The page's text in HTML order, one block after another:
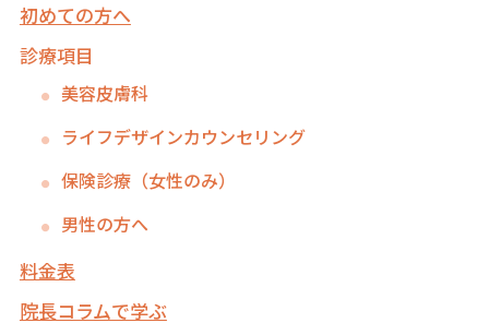
初めての方へ
診療項目
美容皮膚科
ライフデザインカウンセリング
保険診療（女性のみ）
男性の方へ
料金表
院長コラムで学ぶ